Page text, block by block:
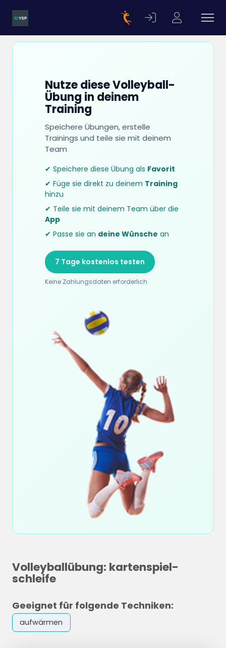
Nutze diese Volleyball-
Übung in deinem
Training
Speichere Übungen, erstelle
Trainings und teile sie mit deinem
Team
✔ Speichere diese Übung als Favorit
✔ Füge sie direkt zu deinem Training
hinzu
✔ Teile sie mit deinem Team über die
App
✔ Passe sie an deine Wünsche an
7 Tage kostenlos testen
Keine Zahlungsdaten erforderlich
Volleyballübung: kartenspiel-
schleife
Geeignet für folgende Techniken:
aufwärmen